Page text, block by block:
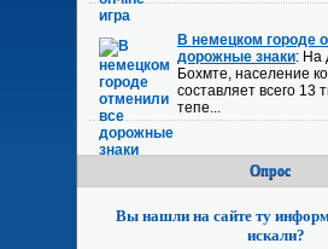
В немецком городе
дорожные знаки: На
Бохмте, население
составляет всего 13
тепе...
Опрос
Вы нашли на сайте ту
искали?